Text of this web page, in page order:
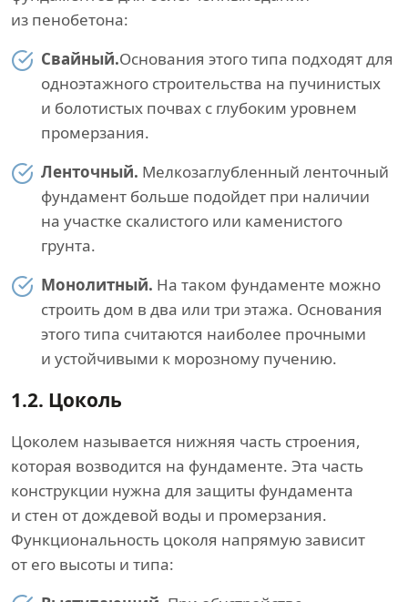
из пенобетона:
Свайный.Основания этого типа подходят для
одноэтажного строительства на пучинистых
и болотистых почвах с глубоким уровнем
промерзания.
Ленточный. Мелкозаглубленный ленточный
фундамент больше подойдет при наличии
на участке скалистого или каменистого
грунта.
Монолитный. На таком фундаменте можно
строить дом в два или три этажа. Основания
этого типа считаются наиболее прочными
и устойчивыми к морозному пучению.
1.2. Цоколь
Цоколем называется нижняя часть строения,
которая возводится на фундаменте. Эта часть
конструкции нужна для защиты фундамента
и стен от дождевой воды и промерзания.
Функциональность цоколя напрямую зависит
от его высоты и типа: